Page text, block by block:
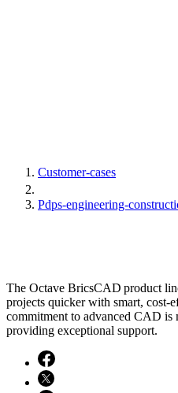
Customer-cases
Pdps-engineering-
The Octave BricsCAD product
projects quicker with smart, cost-
commitment to advanced CAD is
providing exceptional support.